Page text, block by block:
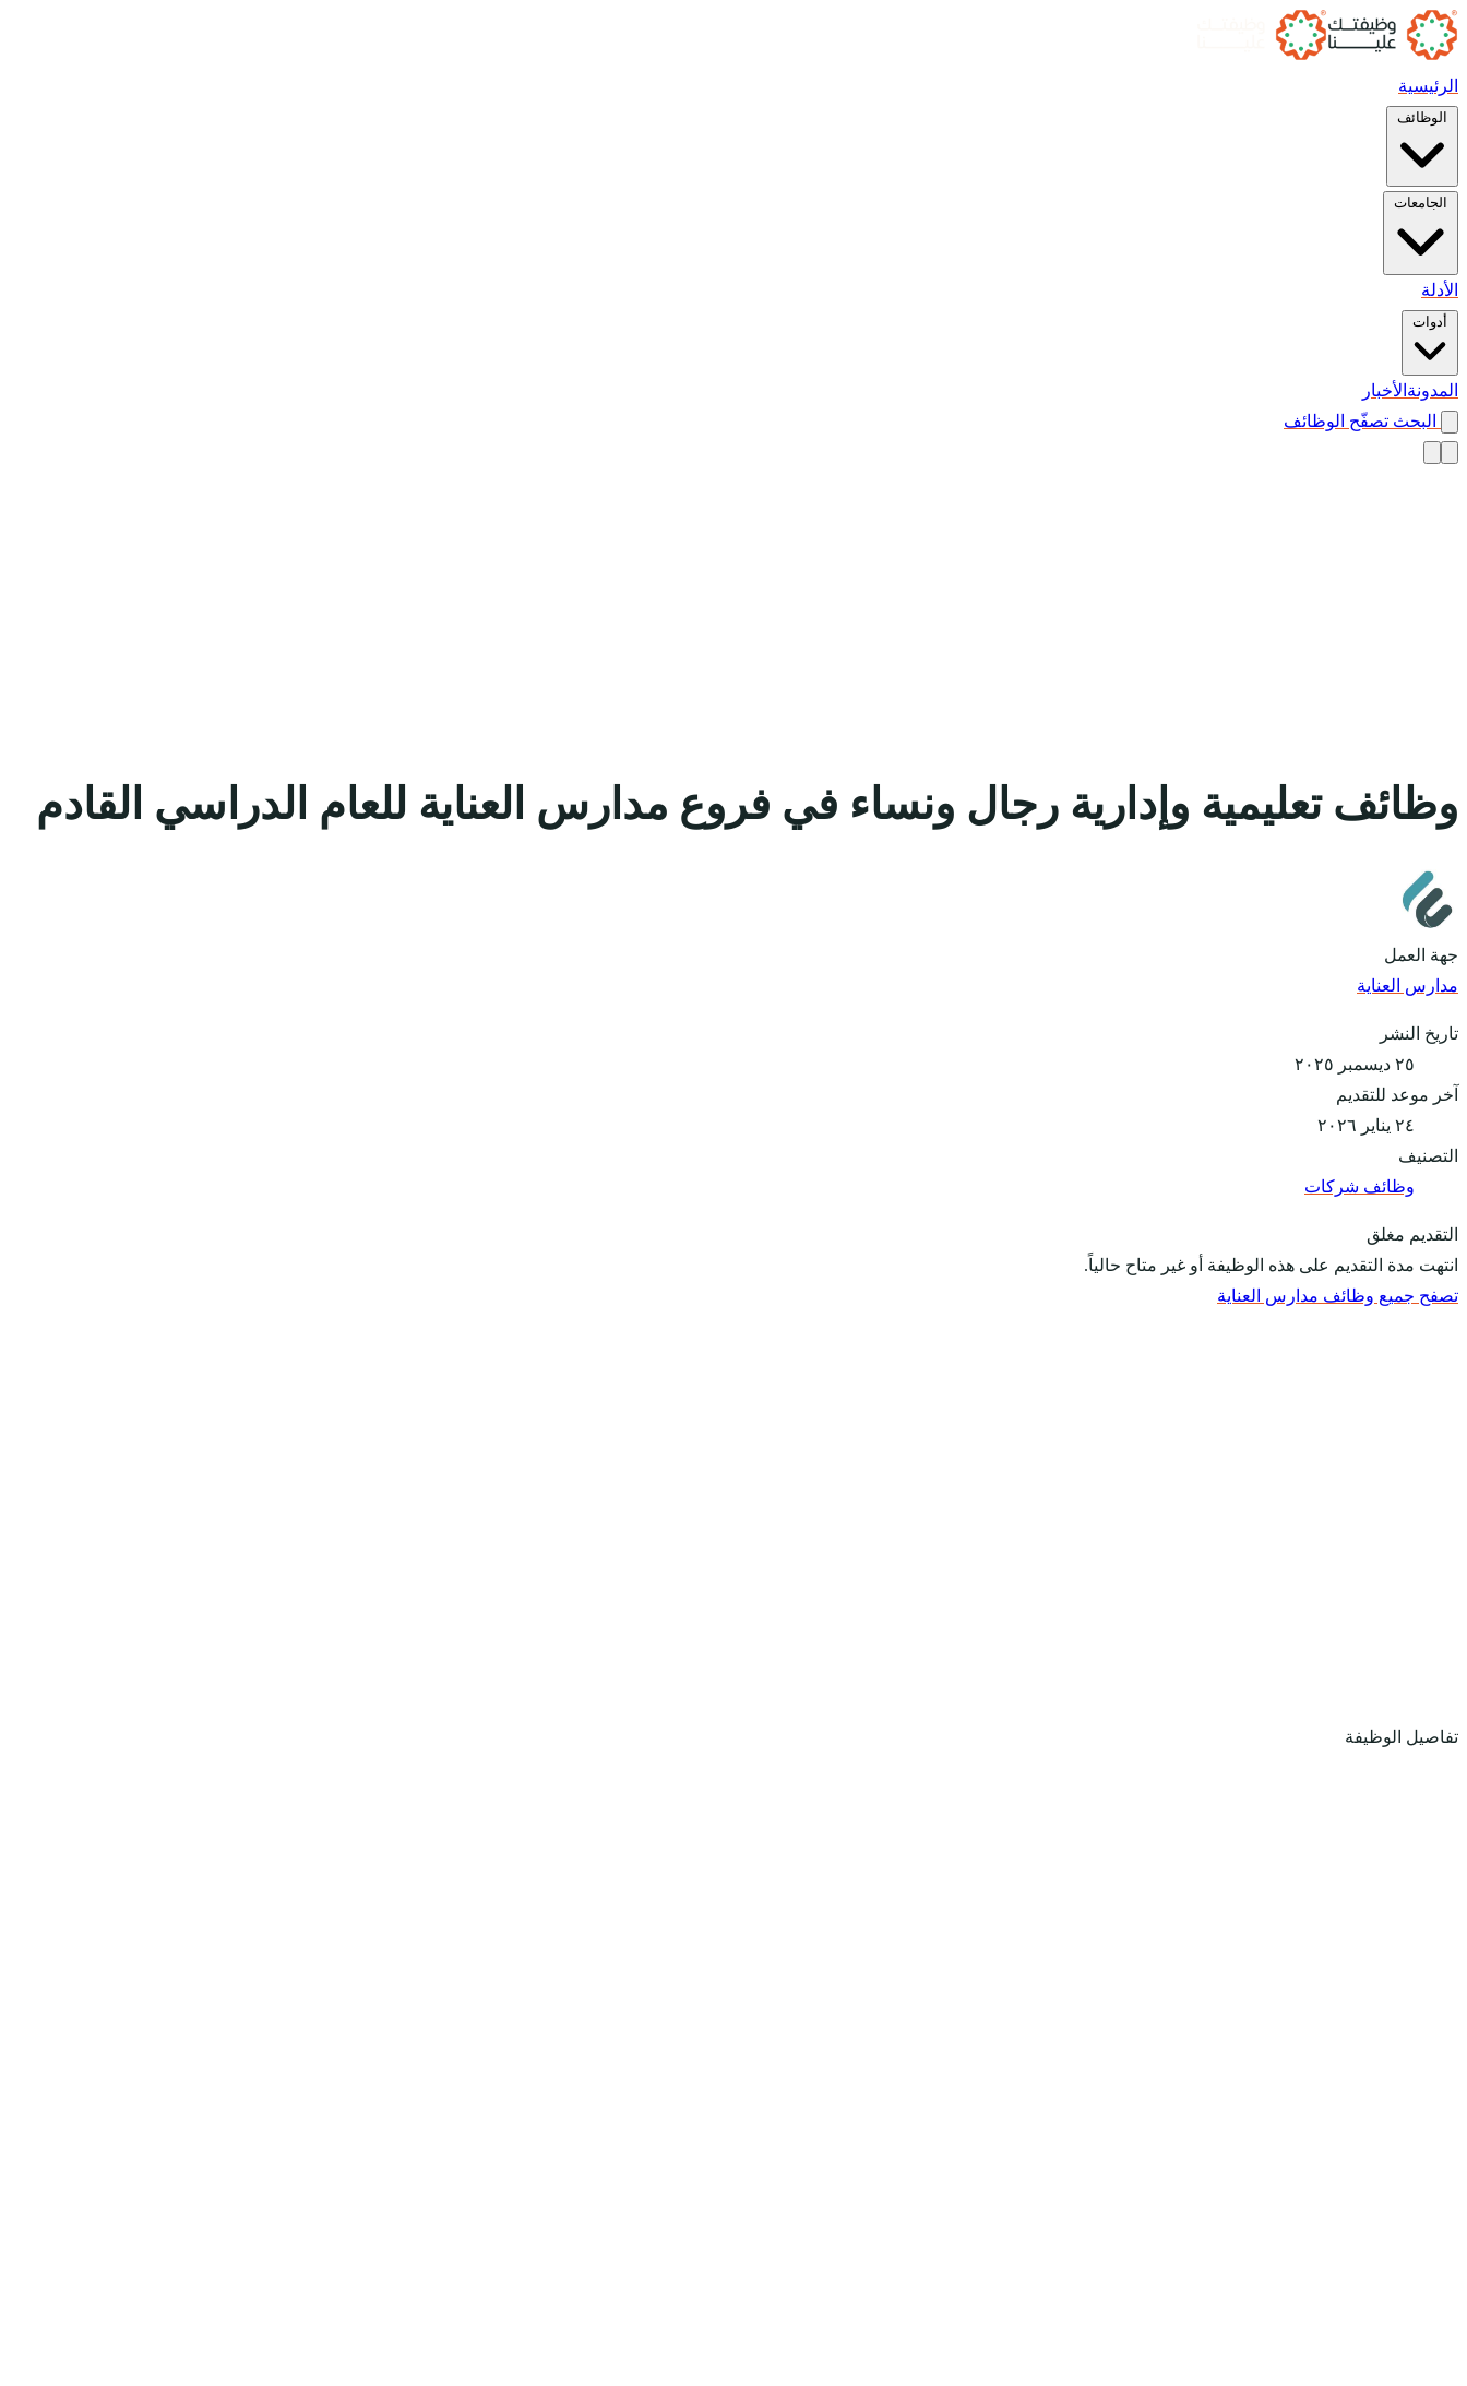
الرئيسية
الوظائف
الجامعات
الأدلة
أدوات
المدونة الأخبار
البحث تصفّح الوظائف
وظائف تعليمية وإدارية رجال ونساء في فروع مدارس العناية للعام الدراسي القادم
جهة العمل
مدارس العناية
تاريخ النشر
٢٥ ديسمبر ٢٠٢٥
آخر موعد للتقديم
٢٤ يناير ٢٠٢٦
التصنيف
وظائف شركات
التقديم مغلق
انتهت مدة التقديم على هذه الوظيفة أو غير متاح حالياً.
تصفح جميع وظائف مدارس العناية
تفاصيل الوظيفة